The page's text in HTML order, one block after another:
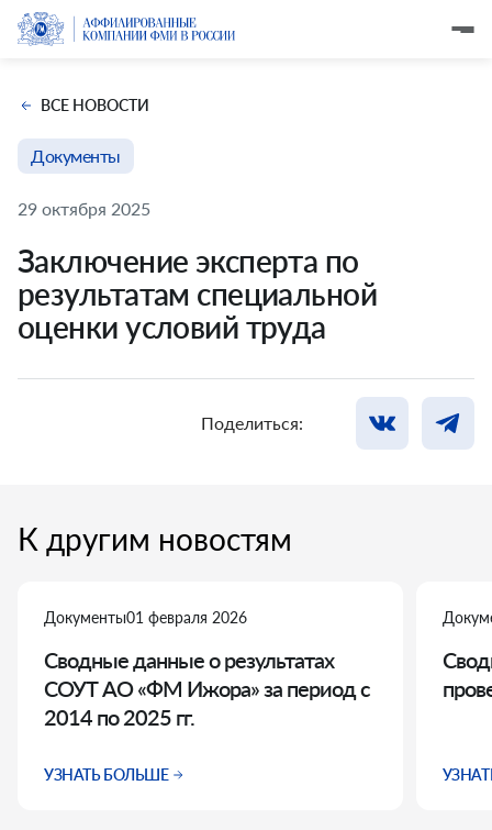
ВСЕ НОВОСТИ
Документы
29 октября 2025
Заключение эксперта по
результатам специальной
оценки условий труда
Поделиться:
К другим новостям
Документы01 февраля 2026
Сводные данные о результатах
СОУТ АО «ФМ Ижора» за период с
2014 по 2025 гг.
УЗНАТЬ БОЛЬШЕ